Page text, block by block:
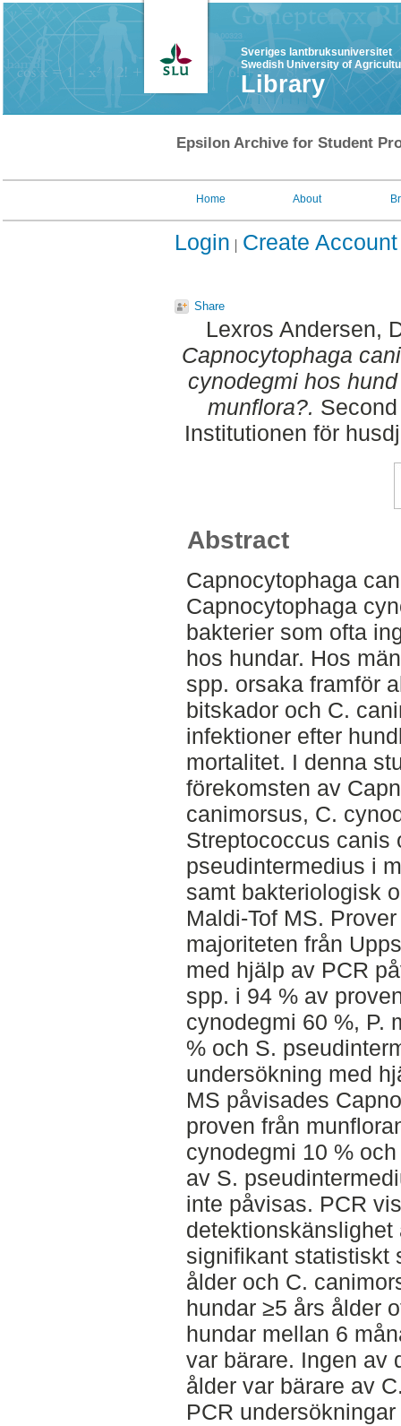
Sveriges lantbruksuniversitet
Swedish University of
Library
Epsilon Archive for Student
Home About
Login Create Account
Share
Lexros Andersen,
Capnocytophaga
cynodegmi hos
munflora?.
Institutionen för
Abstract
Capnocytophaga
Capnocytophaga
bakterier som ofta
hos hundar. Hos
spp. orsaka framför
bitskador och C.
infektioner efter
mortalitet. I denna
förekomsten av
canimorsus, C.
Streptococcus canis
pseudintermedius i
samt bakteriologisk
Maldi-Tof MS.
majoriteten från
med hjälp av PCR
spp. i 94 % av
cynodegmi 60 %, P.
% och S.
undersökning med
MS påvisades
proven från
cynodegmi 10 %
av S.
inte påvisas. PCR
signifikant statistiskt
ålder och C.
hundar ≥5 års ålder
hundar mellan 6
var bärare. Ingen av
ålder var bärare av
PCR